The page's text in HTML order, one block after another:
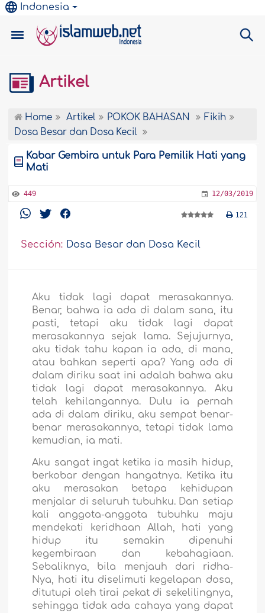
Indonesia
Artikel
Home Artikel POKOK BAHASAN
Fikih
Dosa Besar dan Dosa Kecil
Kabar Gembira untuk Para Pemilik Hati yang
Mati
449 12/03/2019
121
Sección: Dosa Besar dan Dosa Kecil
Aku tidak lagi dapat merasakannya.
Benar, bahwa ia ada di dalam sana, itu
pasti, tetapi aku tidak lagi dapat
merasakannya sejak lama. Sejujurnya,
aku tidak tahu kapan ia ada, di mana,
atau bahkan seperti apa? Yang ada di
dalam diriku saat ini adalah bahwa aku
tidak lagi dapat merasakannya. Aku
telah kehilangannya. Dulu ia pernah
ada di dalam diriku, aku sempat benar-
benar merasakannya, tetapi tidak lama
kemudian, ia mati.
Aku sangat ingat ketika ia masih hidup,
berkobar dengan hangatnya. Ketika itu
aku merasakan betapa kehidupan
menjalar di seluruh tubuhku. Dan setiap
kali anggota-anggota tubuhku maju
mendekati keridhaan Allah, hati yang
hidup itu semakin dipenuhi
kegembiraan dan kebahagiaan.
Sebaliknya, bila menjauh dari ridha-
Nya, hati itu diselimuti kegelapan dosa,
ditutupi oleh tirai pekat di sekelilingnya,
sehingga tidak ada cahaya yang dapat